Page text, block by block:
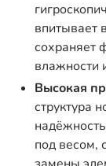
впитывает
сохраняет
влажности
Высокая
структура
под весом,